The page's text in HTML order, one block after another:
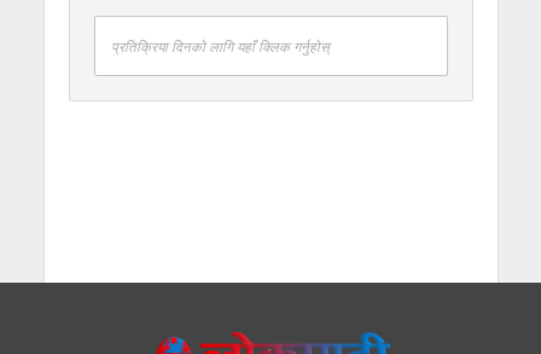
प्रतिक्रिया दिनको लागि यहाँ क्लिक गर्नुहोस्